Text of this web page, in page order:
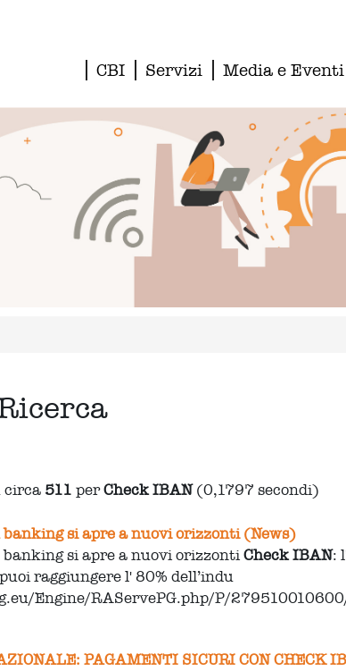
CBI Servizi Media e Eventi
circa 511perCheck IBAN(0,1797 secondi)
banking si apre a nuovi orizzonti (News)
banking si apre a nuovi orizzontiCheckIBAN:
raggiungere l' 80% dell’indu
Engine/RAServePG.php/P/
PAGAMENTI SICURI CON CHECK